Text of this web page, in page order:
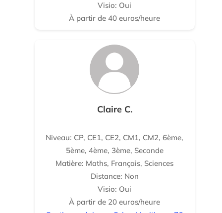
Visio: Oui
À partir de 40 euros/heure
Claire C.
Niveau: CP, CE1, CE2, CM1, CM2, 6ème,
5ème, 4ème, 3ème, Seconde
Matière: Maths, Français, Sciences
Distance: Non
Visio: Oui
À partir de 20 euros/heure